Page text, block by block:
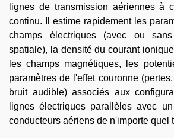
lignes de transmission aériennes à
continu. Il estime rapidement les
champs électriques (avec ou
spatiale), la densité du courant
les champs magnétiques, les
paramètres de l'effet couronne
bruit audible) associés aux
lignes électriques parallèles avec
conducteurs aériens de n'importe quel